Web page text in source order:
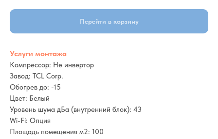
Перейти в корзину
Услуги монтажа
Компрессор: Не инвертор
Завод: TCL Corp.
Обогрев до: -15
Цвет: Белый
Уровень шума дБа (внутренний блок): 43
Wi-Fi: Опция
Площадь помещения м2: 100